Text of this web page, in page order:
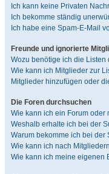
Ich kann keine Privaten
Ich bekomme ständig
Ich habe eine Spam-E-Mail
Freunde und ignorierte
Wozu benötige ich die
Wie kann ich Mitglieder zur
Mitglieder hinzufügen oder
Die Foren durchsuchen
Wie kann ich ein Forum
Weshalb erhalte ich bei der
Warum bekomme ich bei der
Wie kann ich nach
Wie kann ich meine eigenen